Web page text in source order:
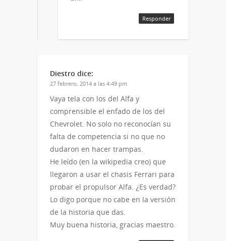
Responder
Diestro dice:
27 febrero, 2014 a las 4:49 pm
Vaya tela con los del Alfa y
comprensible el enfado de los del
Chevrolet. No solo no reconocían su
falta de competencia si no que no
dudaron en hacer trampas.
He leído (en la wikipedia creo) que
llegaron a usar el chasis Ferrari para
probar el propulsor Alfa. ¿Es verdad?
Lo digo porque no cabe en la versión
de la historia que das.
Muy buena historia, gracias maestro.